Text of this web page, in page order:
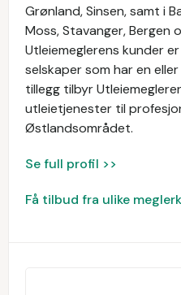
Grønland, Sinsen, samt i
Moss, Stavanger, Bergen
Utleiemeglerens kunder
selskaper som har en
tillegg tilbyr
utleietjenester til
Østlandsområdet.
Se full profil >>
Få tilbud fra ulike